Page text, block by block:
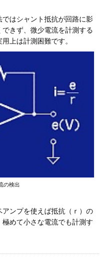
はシャント抵抗が回路に影
きず、微少電流を計測する
上は計測困難です。
の検出
ンプを使えば抵抗（ｒ）の
めて小さな電流でも計測す